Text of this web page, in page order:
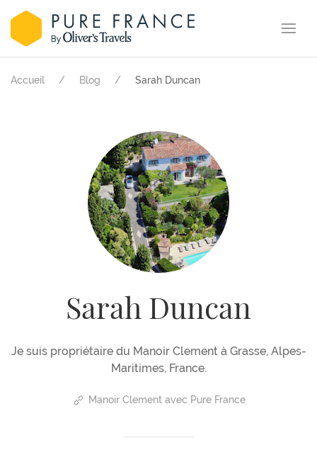
Accueil Blog Sarah Duncan
Sarah Duncan
Je suis propriétaire du Manoir Clement à Grasse, Alpes-
Maritimes, France.
Manoir Clement avec Pure France